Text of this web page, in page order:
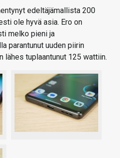
edeltäjämallista 200
ole hyvä asia. Ero on
melko pieni ja
parantunut uuden piirin
lähes tuplaantunut 125 wattiin.